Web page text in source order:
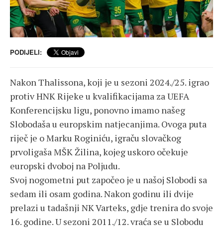
PODIJELI:
Nakon Thalissona, koji je u sezoni 2024./25. igrao
protiv HNK Rijeke u kvalifikacijama za UEFA
Konferencijsku ligu, ponovno imamo našeg
Slobodaša u europskim natjecanjima. Ovoga puta
riječ je o Marku Roginiću, igraču slovačkog
prvoligaša MŠK Žilina, kojeg uskoro očekuje
europski dvoboj na Poljudu.
Svoj nogometni put započeo je u našoj Slobodi sa
sedam ili osam godina. Nakon godinu ili dvije
prelazi u tadašnji NK Varteks, gdje trenira do svoje
16. godine. U sezoni 2011./12. vraća se u Slobodu